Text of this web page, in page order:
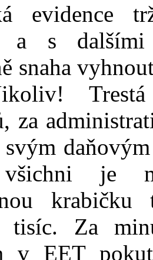
evidence
a s
snaha
za
je
tisíc. Za
v EET